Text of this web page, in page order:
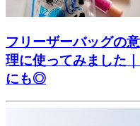
フリーザーバッグの
理に使ってみました
にも◎